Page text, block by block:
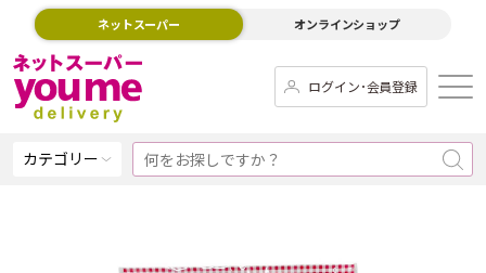
ネットスーパー オンラインショップ
ログイン･会員登録
カテゴリー